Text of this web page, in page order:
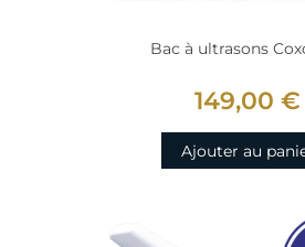
Bac à ultrasons
149,00 €
Ajouter au